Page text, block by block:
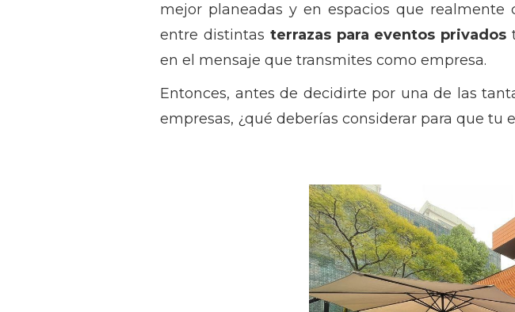
mejor planeadas y en espacios que
entre distintas terrazas para eventos privados
en el mensaje que transmites como empresa.
Entonces, antes de decidirte por una de las
empresas, ¿qué deberías considerar para que tu